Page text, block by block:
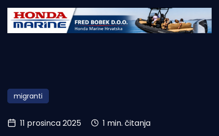
Početna
Obala
Otoci
Turizam i nautika
migranti
11 prosinca 2025 1 min. čitanja